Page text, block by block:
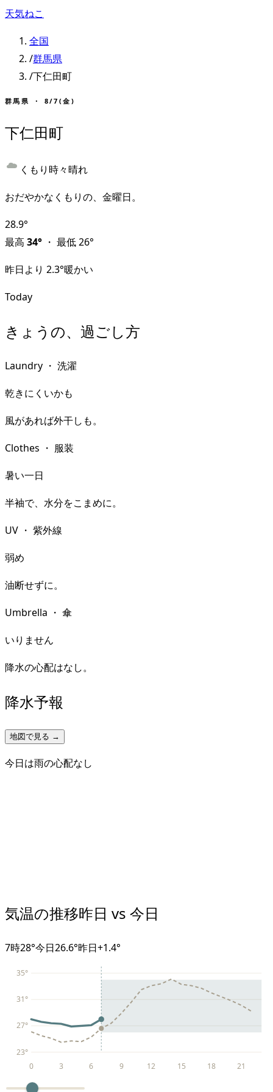
天気ねこ
全国
/群馬県
/下仁田町
群馬県 ・ 8/7(金)
下仁田町
くもり時々晴れ
おだやかなくもりの、金曜日。
28.9°
最高 34° ・ 最低26°
昨日より 2.3°暖かい
Today
きょうの、過ごし方
Laundry ・ 洗濯
乾きにくいかも
風があれば外干しも。
Clothes ・ 服装
暑い一日
半袖で、水分をこまめに。
UV ・ 紫外線
弱め
油断せずに。
Umbrella ・ 傘
いりません
降水の心配はなし。
降水予報
地図で見る →
今日は雨の心配なし
気温の推移昨日 vs 今日
7時28°今日26.6°昨日+1.4°
23°
27°
31°
35°
0 3 6 9 12 15 18 21